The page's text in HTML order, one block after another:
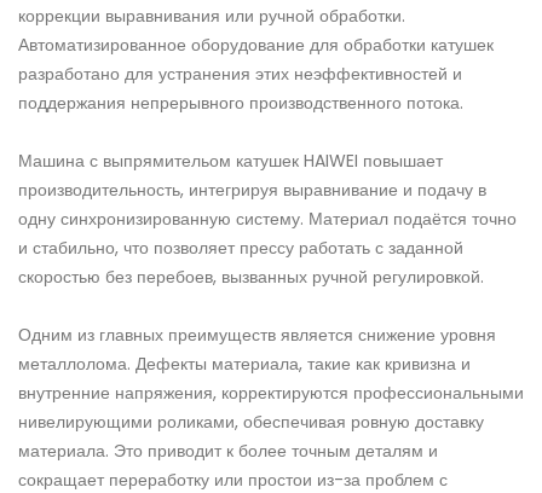
коррекции выравнивания или ручной обработки.
Автоматизированное оборудование для обработки катушек
разработано для устранения этих неэффективностей и
поддержания непрерывного производственного потока.
Машина с выпрямительом катушек HAIWEI повышает
производительность, интегрируя выравнивание и подачу в
одну синхронизированную систему. Материал подаётся точно
и стабильно, что позволяет прессу работать с заданной
скоростью без перебоев, вызванных ручной регулировкой.
Одним из главных преимуществ является снижение уровня
металлолома. Дефекты материала, такие как кривизна и
внутренние напряжения, корректируются профессиональными
нивелирующими роликами, обеспечивая ровную доставку
материала. Это приводит к более точным деталям и
сокращает переработку или простои из-за проблем с